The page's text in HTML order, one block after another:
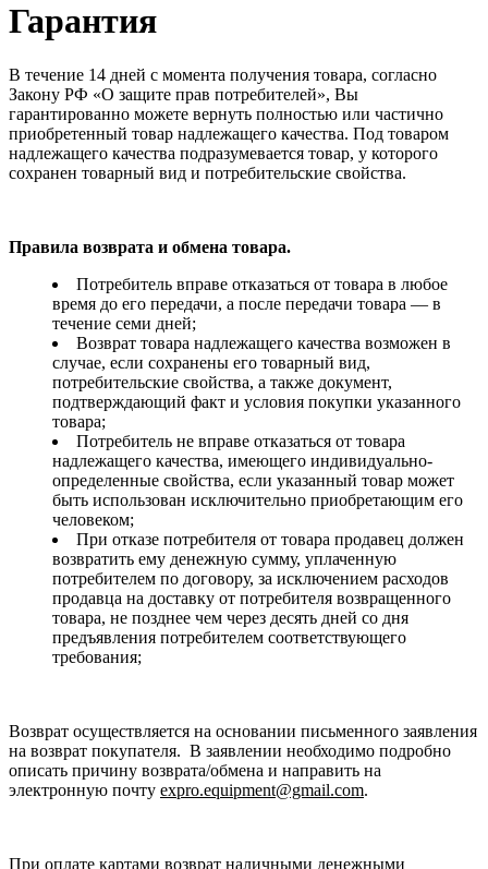
Гарантия
В течение 14 дней с момента получения товара, согласно
Закону РФ «О защите прав потребителей», Вы
гарантированно можете вернуть полностью или частично
приобретенный товар надлежащего качества. Под товаром
надлежащего качества подразумевается товар, у которого
сохранен товарный вид и потребительские свойства.
Правила возврата и обмена товара.
Потребитель вправе отказаться от товара в любое
время до его передачи, а после передачи товара — в
течение семи дней;
Возврат товара надлежащего качества возможен в
случае, если сохранены его товарный вид,
потребительские свойства, а также документ,
подтверждающий факт и условия покупки указанного
товара;
Потребитель не вправе отказаться от товара
надлежащего качества, имеющего индивидуально-
определенные свойства, если указанный товар может
быть использован исключительно приобретающим его
человеком;
При отказе потребителя от товара продавец должен
возвратить ему денежную сумму, уплаченную
потребителем по договору, за исключением расходов
продавца на доставку от потребителя возвращенного
товара, не позднее чем через десять дней со дня
предъявления потребителем соответствующего
требования;
Возврат осуществляется на основании письменного заявления
на возврат покупателя. В заявлении необходимо подробно
описать причину возврата/обмена и направить на
электронную почту expro.equipment@gmail.com.
При оплате картами возврат наличными денежными